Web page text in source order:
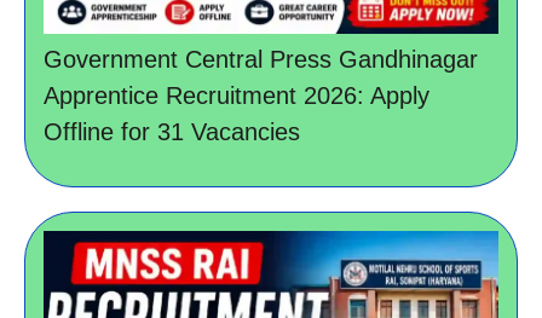
Government Central Press Gandhinagar
Apprentice Recruitment 2026: Apply
Offline for 31 Vacancies